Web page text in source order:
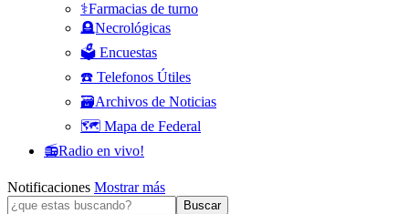
⚕️Farmacias de turno
🪦Necrológicas
🗳️ Encuestas
☎️ Telefonos Útiles
🗃️Archivos de Noticias
🗺️ Mapa de Federal
📻Radio en vivo!
Notificaciones Mostrar más